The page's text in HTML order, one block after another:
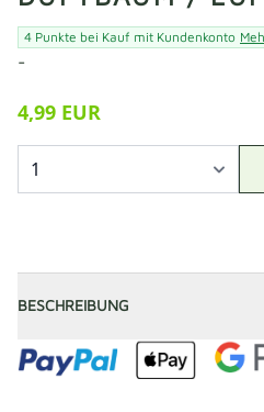
4 Punkte bei Kauf mit Kundenkonto
-
4,99 EUR
BESCHREIBUNG